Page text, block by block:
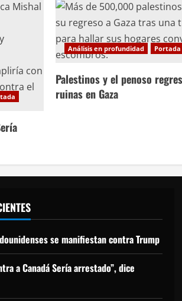
Análisis en profundidad Portada
Palestinos y el penoso
ruinas en Gaza
se manifiestan contra Trump
a Canadá Sería arrestado”, dice